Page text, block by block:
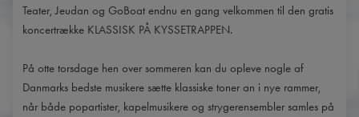
Teater, Jeudan og GoBoat endnu en gang velkommen til den gratis
koncertrække KLASSISK PÅ KYSSETRAPPEN.
På otte torsdage hen over sommeren kan du opleve nogle af
Danmarks bedste musikere sætte klassiske toner an i nye rammer,
når både popartister, kapelmusikere og strygerensembler samles på